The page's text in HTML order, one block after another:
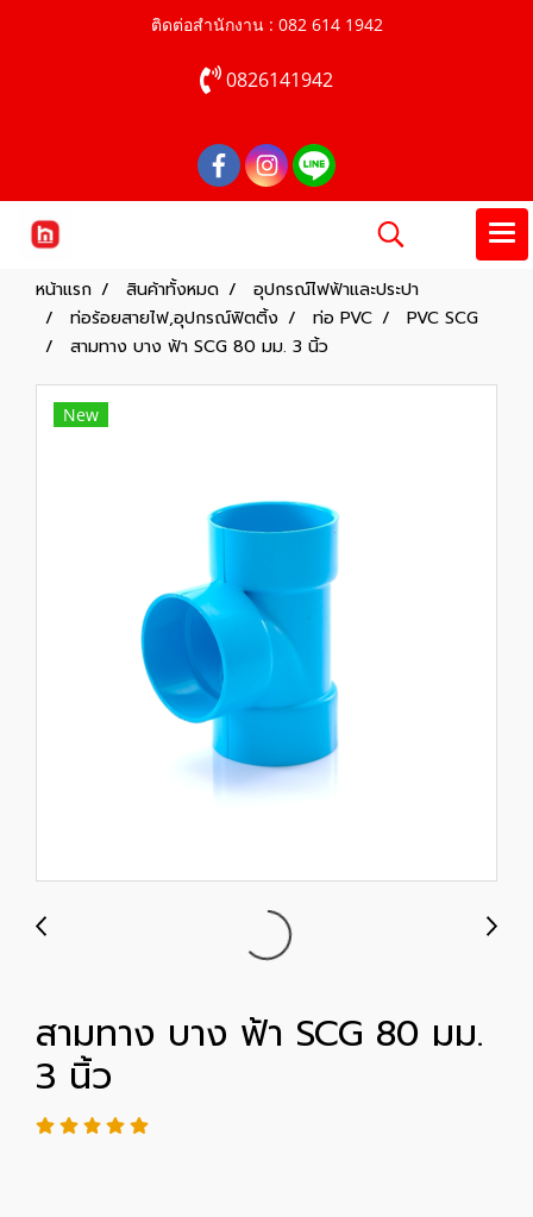
ติดต่อสำนักงาน : 082 614 1942
0826141942
หน้าแรก สินค้าทั้งหมด
อุปกรณ์ไฟฟ้าและประปา
ท่อร้อยสายไฟ,อุปกรณ์ฟิตติ้ง
ท่อ PVC
PVC SCG
สามทาง บาง ฟ้า SCG 80 มม. 3 นิ้ว
New
สามทาง บาง ฟ้า SCG 80 มม.
3 นิ้ว